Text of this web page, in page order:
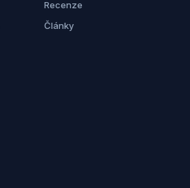
Recenze
Články